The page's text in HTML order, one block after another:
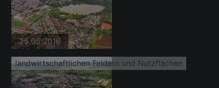
25.05.2016
landwirtschaftlichen Feldern und Nutzflächen